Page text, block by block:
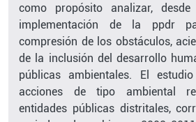
como propósito analizar,
implementación de la ppdr
compresión de los obstáculos,
de la inclusión del desarrollo
públicas ambientales. El
acciones de tipo ambiental
entidades públicas distritales,